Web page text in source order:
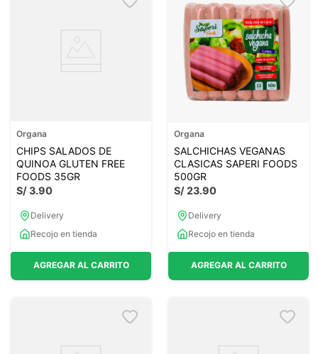
Organa
CHIPS SALADOS DE
QUINOA GLUTEN FREE
FOODS 35GR
S/3.90
Delivery
Recojo en tienda
AGREGAR AL CARRITO
Organa
SALCHICHAS VEGANAS
CLASICAS SAPERI FOODS
500GR
S/23.90
Delivery
Recojo en tienda
AGREGAR AL CARRITO